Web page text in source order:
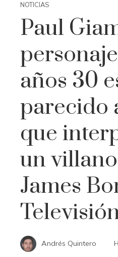
NOTICIAS
Paul
años 30
parecido
que
un
James
Andrés Quintero